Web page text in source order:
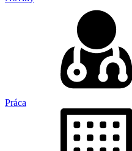
Práca